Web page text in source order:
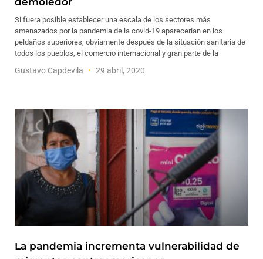
Si fuera posible establecer una escala de los sectores más
amenazados por la pandemia de la covid-19 aparecerían en los
peldaños superiores, obviamente después de la situación sanitaria de
todos los pueblos, el comercio internacional y gran parte de la
Gustavo Capdevila 29 abril, 2020
La pandemia incrementa vulnerabilidad de